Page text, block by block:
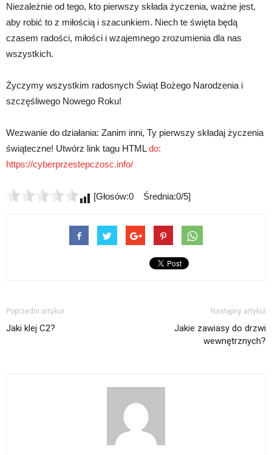
Niezależnie od tego, kto pierwszy składa życzenia, ważne jest,
aby robić to z miłością i szacunkiem. Niech te święta będą
czasem radości, miłości i wzajemnego zrozumienia dla nas
wszystkich.
Życzymy wszystkim radosnych Świąt Bożego Narodzenia i
szczęśliwego Nowego Roku!
Wezwanie do działania: Zanim inni, Ty pierwszy składaj życzenia
świąteczne! Utwórz link tagu HTMLdo:
https://cyberprzestepczosc.info/
[Głosów:0 Średnia:0/5]
Poprzedni artykuł
Jaki klej C2?
Następny artykuł
Jakie zawiasy do drzwi
wewnętrznych?